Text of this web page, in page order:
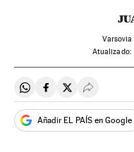
Varsovia
atualizado:
Compartir en Whatsapp
Compartir en
Compartir en
Añadir EL PAÍS en Google